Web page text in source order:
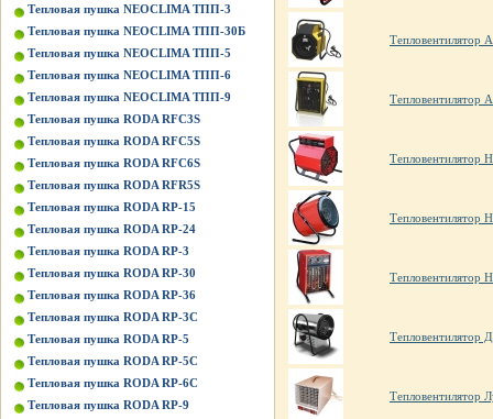
Тепловая пушка NEOCLIMA ТПП-3
Тепловая пушка NEOCLIMA ТПП-30Б
Тепловая пушка NEOCLIMA ТПП-5
Тепловая пушка NEOCLIMA ТПП-6
Тепловая пушка NEOCLIMA ТПП-9
Тепловая пушка RODA RFC3S
Тепловая пушка RODA RFC5S
Тепловая пушка RODA RFC6S
Тепловая пушка RODA RFR5S
Тепловая пушка RODA RP-15
Тепловая пушка RODA RP-24
Тепловая пушка RODA RP-3
Тепловая пушка RODA RP-30
Тепловая пушка RODA RP-36
Тепловая пушка RODA RP-3C
Тепловая пушка RODA RP-5
Тепловая пушка RODA RP-5C
Тепловая пушка RODA RP-6C
Тепловая пушка RODA RP-9
Тепловентилятор
Тепловентилятор
Тепловентилятор
Тепловентилятор
Тепловентилятор
Тепловентилятор
Тепловентилятор